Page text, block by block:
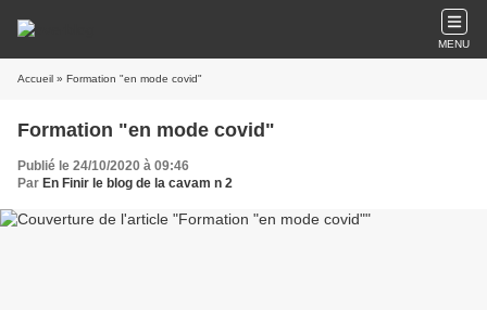
MENU
Accueil » Formation "en mode covid"
Formation "en mode covid"
Publié le 24/10/2020 à 09:46
Par En Finir le blog de la cavam n 2